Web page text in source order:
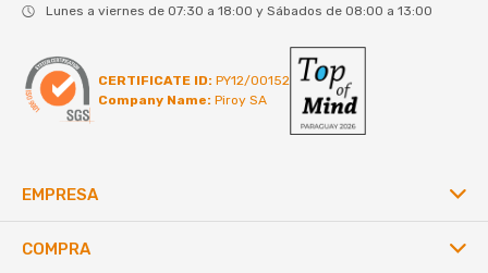
Lunes a viernes de 07:30 a 18:00 y Sábados de 08:00 a 13:00
CERTIFICATE ID: PY12/00152
Company Name: Piroy SA
EMPRESA
COMPRA